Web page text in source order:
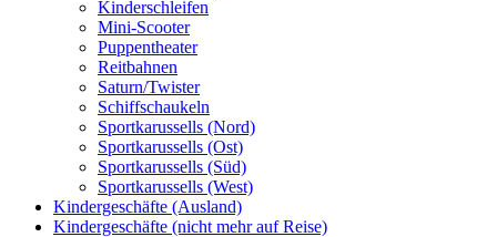
Kinderschleifen
Mini-Scooter
Puppentheater
Reitbahnen
Saturn/Twister
Schiffschaukeln
Sportkarussells (Nord)
Sportkarussells (Ost)
Sportkarussells (Süd)
Sportkarussells (West)
Kindergeschäfte (Ausland)
Kindergeschäfte (nicht mehr auf Reise)